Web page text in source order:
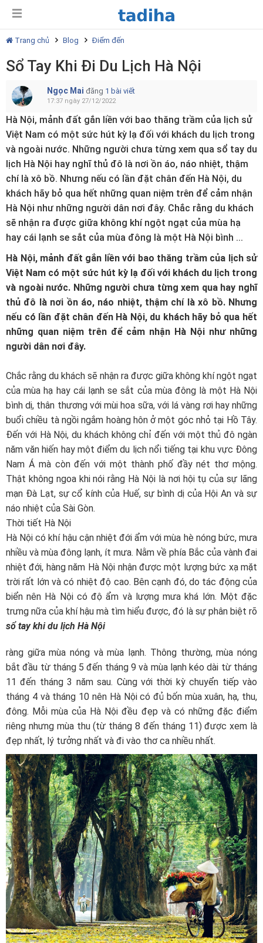
Trang chủ Blog Điểm đến
Sổ Tay Khi Đi Du Lịch Hà Nội
Ngọc Mai đăng 1 bài viết
17:37 ngày 27/12/2022
Hà Nội, mảnh đất gắn liền với bao thăng trầm của lịch sử
Việt Nam có một sức hút kỳ lạ đối với khách du lịch trong
và ngoài nước. Những người chưa từng xem qua sổ tay du
lịch Hà Nội hay nghĩ thủ đô là nơi ồn áo, náo nhiệt, thậm
chí là xô bồ. Nhưng nếu có lần đặt chân đến Hà Nội, du
khách hãy bỏ qua hết những quan niệm trên để cảm nhận
Hà Nội như những người dân nơi đây. Chắc rằng du khách
sẽ nhận ra được giữa không khí ngột ngạt của mùa hạ
hay cái lạnh se sắt của mùa đông là một Hà Nội bình ...
Hà Nội, mảnh đất gắn liền với bao thăng trầm của lịch sử
Việt Nam có một sức hút kỳ lạ đối với khách du lịch trong
và ngoài nước. Những người chưa từng xem qua hay nghĩ
thủ đô là nơi ồn áo, náo nhiệt, thậm chí là xô bồ. Nhưng
nếu có lần đặt chân đến Hà Nội, du khách hãy bỏ qua hết
những quan niệm trên để cảm nhận Hà Nội như những
người dân nơi đây.
Chắc rằng du khách sẽ nhận ra được giữa không khí ngột ngạt
của mùa hạ hay cái lạnh se sắt của mùa đông là một Hà Nội
bình dị, thân thương với mùi hoa sữa, với lá vàng rơi hay những
buổi chiều tà ngồi ngắm hoàng hôn ở một góc nhỏ tại Hồ Tây.
Đến với Hà Nội, du khách không chỉ đến với một thủ đô ngàn
năm văn hiến hay một điểm du lịch nổi tiếng tại khu vực Đông
Nam Á mà còn đến với một thành phố đầy nét thơ mộng.
Thật không ngoa khi nói rằng Hà Nội là nơi hội tụ của sự lãng
mạn Đà Lạt, sự cổ kính của Huế, sự bình dị của Hội An và sự
náo nhiệt của Sài Gòn.
Thời tiết Hà Nội
Hà Nội có khí hậu cận nhiệt đới ẩm với mùa hè nóng bức, mưa
nhiều và mùa đông lạnh, ít mưa. Nằm về phía Bắc của vành đai
nhiệt đới, hàng năm Hà Nội nhận được một lượng bức xạ mặt
trời rất lớn và có nhiệt độ cao. Bên cạnh đó, do tác động của
biển nên Hà Nội có độ ẩm và lượng mưa khá lớn. Một đặc
trưng nữa của khí hậu mà
sổ tay khi du lịch Hà Nội
tìm hiểu được, đó là sự phân biệt rõ
ràng giữa mùa nóng và mùa lạnh. Thông thường, mùa nóng
bắt đầu từ tháng 5 đến tháng 9 và mùa lạnh kéo dài từ tháng
11 đến tháng 3 năm sau. Cùng với thời kỳ chuyển tiếp vào
tháng 4 và tháng 10 nên Hà Nội có đủ bốn mùa xuân, hạ, thu,
đông. Mỗi mùa của Hà Nội đều đẹp và có những đặc điểm
riêng nhưng mùa thu (từ tháng 8 đến tháng 11) được xem là
đẹp nhất, lý tưởng nhất và đi vào thơ ca nhiều nhất.